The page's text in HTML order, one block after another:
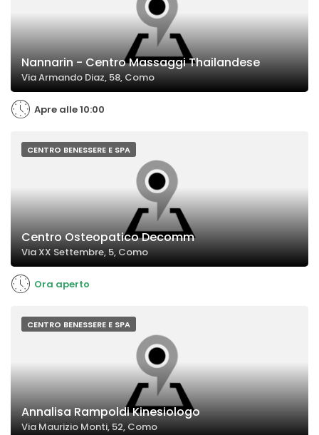
Nannarin - Centro Massaggi Thailandese
Via Armando Diaz, 58, Como
Apre alle 10:00
CENTRO BENESSERE E SPA
Centro Osteopatico Decomm
Via XX Settembre, 5, Como
Ora aperto
CENTRO BENESSERE E SPA
Annalisa Rampoldi Kinesiologo
Via Maurizio Monti, 52, Como